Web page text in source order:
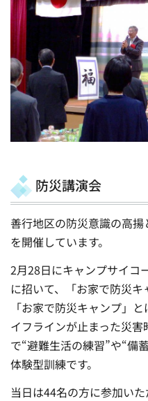
防災講演会
善行地区の防災意識の高
を開催しています。
2月28日にキャンプサイコ
に招いて、「お家で防災キ
「お家で防災キャンプ」
イフラインが止まった災
で“避難生活の練習”や“備
体験型訓練です。
当日は44名の方に参加い